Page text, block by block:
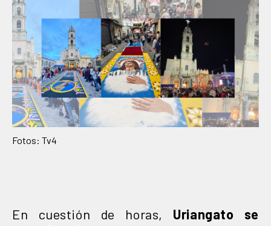
Fotos: Tv4
En cuestión de horas, Uriangato se